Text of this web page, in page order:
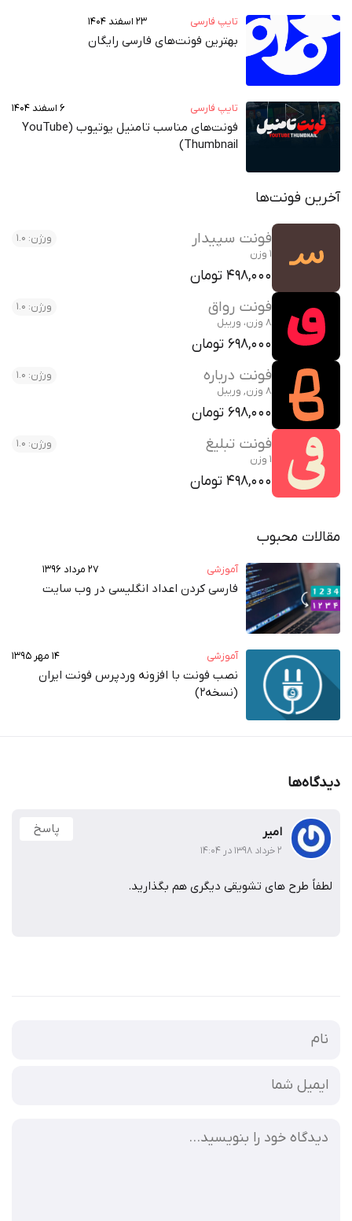
تایپ فارسی ۲۳ اسفند ۱۴۰۴
بهترین فونت‌های فارسی رایگان
تایپ فارسی ۶ اسفند ۱۴۰۴
فونت‌های مناسب تامنیل یوتیوب (YouTube
Thumbnail)
آخرین فونت‌ها
فونت سپیدار
ورژن: 1.0
1 وزن
498,000 تومان
فونت رواق
ورژن: 1.0
8 وزن، وریبل
698,000 تومان
فونت درباره
ورژن: 1.0
8 وزن, وریبل
698,000 تومان
فونت تبلیغ
ورژن: 1.0
1 وزن
498,000 تومان
مقالات محبوب
آموزشی ۲۷ مرداد ۱۳۹۶
فارسی کردن اعداد انگلیسی در وب‌ سایت
آموزشی ۱۴ مهر ۱۳۹۵
نصب فونت با افزونه وردپرس فونت ایران
(نسخه2)
دیدگاه‌ها
امیر
۲ خرداد ۱۳۹۸ در ۱۴:۰۴
پاسخ
لطفاً طرح های تشویقی دیگری هم بگذارید.